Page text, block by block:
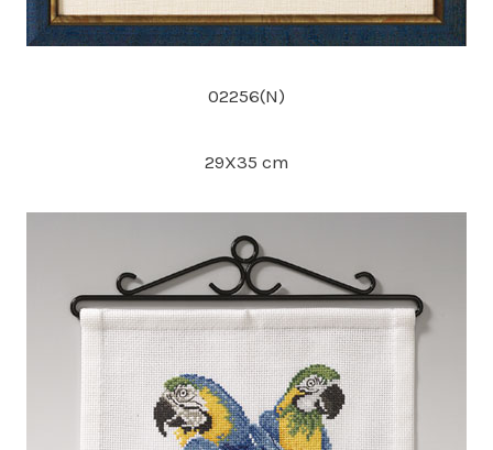
02256(N)
29X35 cm